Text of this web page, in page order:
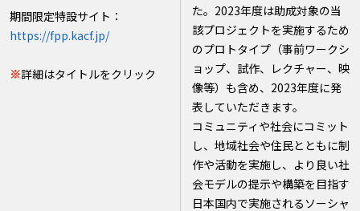
期間限定特設サイト：
https://fpp.kacf.jp/
※詳細はタイトルをクリック
た。2023年度は助成対象の当
該プロジェクトを実施するため
のプロトタイプ（事前ワークシ
ョップ、試作、レクチャー、映
像等）も含め、2023年度に発
表していただきます。
コミュニティや社会にコミット
し、地域社会や住民とともに制
作や活動を実施し、より良い社
会モデルの提示や構築を目指す
日本国内で実施されるソーシャ